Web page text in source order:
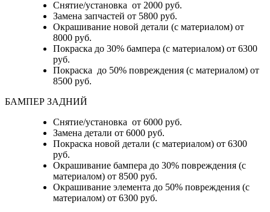
Снятие/установка от 2000 руб.
Замена запчастей от 5800 руб.
Окрашивание новой детали (с материалом) от
8000 руб.
Покраска до 30% бампера (с материалом) от 6300
руб.
Покраска до 50% повреждения (с материалом) от
8500 руб.
БАМПЕР ЗАДНИЙ
Снятие/установка от 6000 руб.
Замена детали от 6000 руб.
Покраска новой детали (с материалом) от 6300
руб.
Окрашивание бампера до 30% повреждения (с
материалом) от 8500 руб.
Окрашивание элемента до 50% повреждения (с
материалом) от 6300 руб.